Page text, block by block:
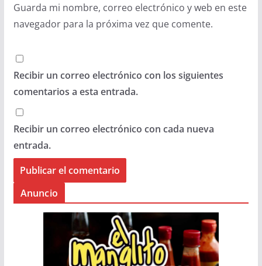
Guarda mi nombre, correo electrónico y web en este
navegador para la próxima vez que comente.
Recibir un correo electrónico con los siguientes
comentarios a esta entrada.
Recibir un correo electrónico con cada nueva
entrada.
Anuncio